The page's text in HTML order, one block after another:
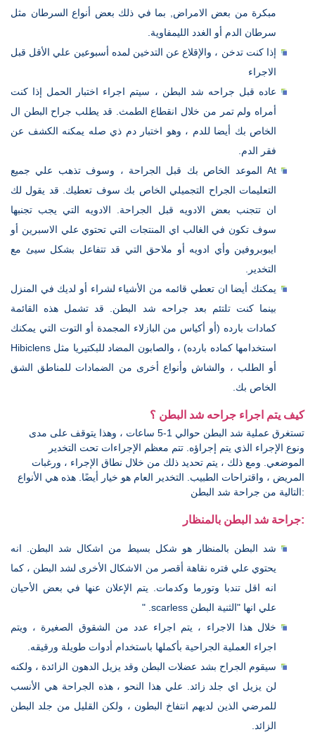
مبكرة من بعض الامراض, بما في ذلك بعض أنواع السرطان مثل
سرطان الدم أو الغدد الليمفاوية.
إذا كنت تدخن ، والإقلاع عن التدخين لمده أسبوعين علي الأقل قبل
الاجراء
عاده قبل جراحه شد البطن ، سيتم اجراء اختبار الحمل إذا كنت
أمراه ولم تمر من خلال انقطاع الطمث. قد يطلب جراح البطن ال
الخاص بك أيضا للدم ، وهو اختبار دم ذي صله يمكنه الكشف عن
فقر الدم.
At الموعد الخاص بك قبل الجراحة ، وسوف تذهب علي جميع
التعليمات الجراح التجميلي الخاص بك سوف تعطيك. قد يقول لك
ان تتجنب بعض الادويه قبل الجراحة. الادويه التي يجب تجنبها
سوف تكون في الغالب اي المنتجات التي تحتوي علي الاسبرين أو
ايبوبروفين وأي ادويه أو ملاحق التي قد تتفاعل بشكل سيئ مع
التخدير.
يمكنك أيضا ان تعطي قائمه من الأشياء لشراء أو لديك في المنزل
بينما كنت تلتئم بعد جراحه شد البطن. قد تشمل هذه القائمة
كمادات بارده (أو أكياس من البازلاء المجمدة أو التوت التي يمكنك
استخدامها كماده بارده) ، والصابون المضاد للبكتيريا مثل Hibiclens
أو الطلب ، والشاش وأنواع أخرى من الضمادات للمناطق الشق
الخاص بك.
كيف يتم اجراء جراحه شد البطن ؟
تستغرق عملية شد البطن حوالي 1-5 ساعات ، وهذا يتوقف على مدى
ونوع الإجراء الذي يتم إجراؤه. تتم معظم الإجراءات تحت التخدير
الموضعي. ومع ذلك ، يتم تحديد ذلك من خلال نطاق الإجراء ، ورغبات
المريض ، واقتراحات الطبيب. التخدير العام هو خيار أيضًا. هذه هي الأنواع
التالية من جراحة شد البطن:
جراحة شد البطن بالمنظار:
شد البطن بالمنظار هو شكل بسيط من اشكال شد البطن. انه
يحتوي علي فتره نقاهة أقصر من الاشكال الأخرى لشد البطن ، كما
انه اقل تندبا وتورما وكدمات. يتم الإعلان عنها في بعض الأحيان
علي انها "الثنية البطن scarless. "
خلال هذا الاجراء ، يتم اجراء عدد من الشقوق الصغيرة ، ويتم
اجراء العملية الجراحية بأكملها باستخدام أدوات طويلة ورقيقه.
سيقوم الجراح بشد عضلات البطن وقد يزيل الدهون الزائدة ، ولكنه
لن يزيل اي جلد زائد. علي هذا النحو ، هذه الجراحة هي الأنسب
للمرضي الذين لديهم انتفاخ البطون ، ولكن القليل من جلد البطن
الزائد.